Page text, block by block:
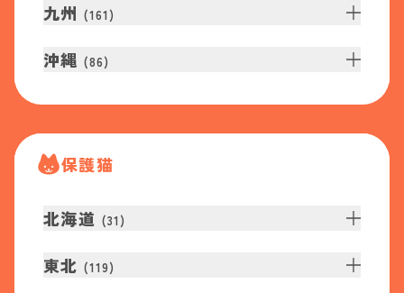
九州 (161 )
沖縄 (86)
保護猫
北海道 (31 )
東北 (119)